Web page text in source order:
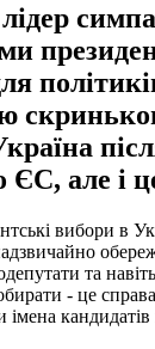
ЄС, але і
вибори в
та
- це
імена